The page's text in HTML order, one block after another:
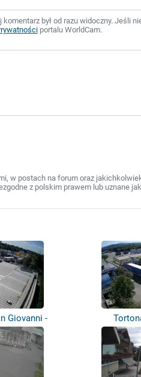
był od razu widoczny. Jeśli
portalu WorldCam.
w postach na forum oraz
z polskim prawem lub uznane
Giovanni -